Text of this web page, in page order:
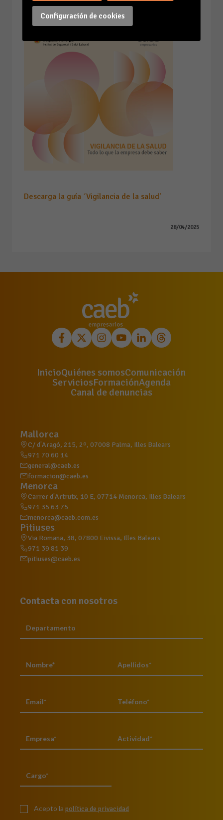
Descarga la guía ´Vigilancia de la salud'
28/04/2025
InicioQuiénes somosComunicación
ServiciosFormaciónAgenda
Canal de denuncias
Mallorca
C/ d'Aragó, 215, 2º, 07008 Palma, Illes Balears
971 70 60 14
general@caeb.es
formacion@caeb.es
Menorca
Carrer d'Artrutx, 10 E, 07714 Menorca, Illes Balears
971 35 63 75
menorca@caeb.com.es
Pitiuses
Via Romana, 38, 07800 Eivissa, Illes Balears
971 39 81 39
pitiuses@caeb.es
Contacta con nosotros
Acepto la política de privacidad
Configuración de cookies